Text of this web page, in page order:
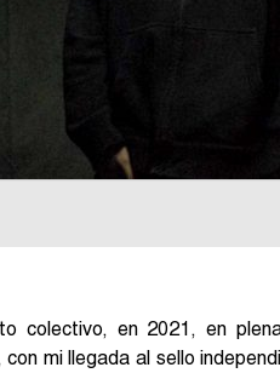
colectivo, en 2021, en
mi llegada al sello